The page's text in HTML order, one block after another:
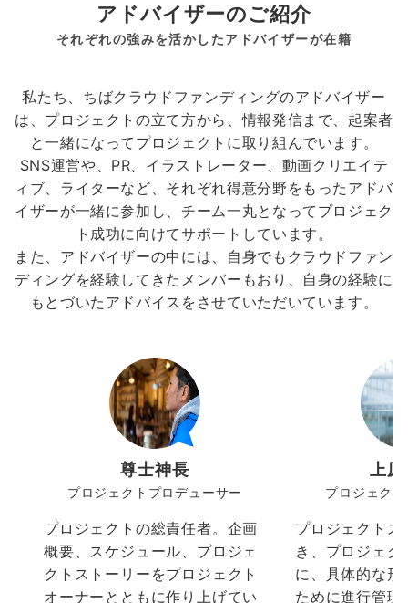
アドバイザーのご紹介
それぞれの強みを活かしたアドバイザーが在籍
私たち、ちばクラウドファンディングのアドバイザー
は、プロジェクトの立て方から、情報発信まで、起案者
と一緒になってプロジェクトに取り組んでいます。
SNS運営や、PR、イラストレーター、動画クリエイテ
ィブ、ライターなど、それぞれ得意分野をもったアドバ
イザーが一緒に参加し、チーム一丸となってプロジェク
ト成功に向けてサポートしています。
また、アドバイザーの中には、自身でもクラウドファン
ディングを経験してきたメンバーもおり、自身の経験に
もとづいたアドバイスをさせていただいています。
尊士神長
プロジェクトプロデューサー
プロジェクトの総責任者。企画
概要、スケジュール、プロジェ
クトストーリーをプロジェクト
オーナーとともに作り上げてい
上
プロジェク
プロジェクト
き、プロジェ
に、具体的な
ために進行管